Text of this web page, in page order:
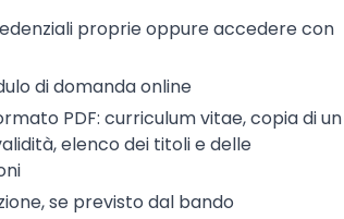
proprie oppure accedere con
di domanda online
PDF: curriculum vitae, copia di un
elenco dei titoli e delle
se previsto dal bando